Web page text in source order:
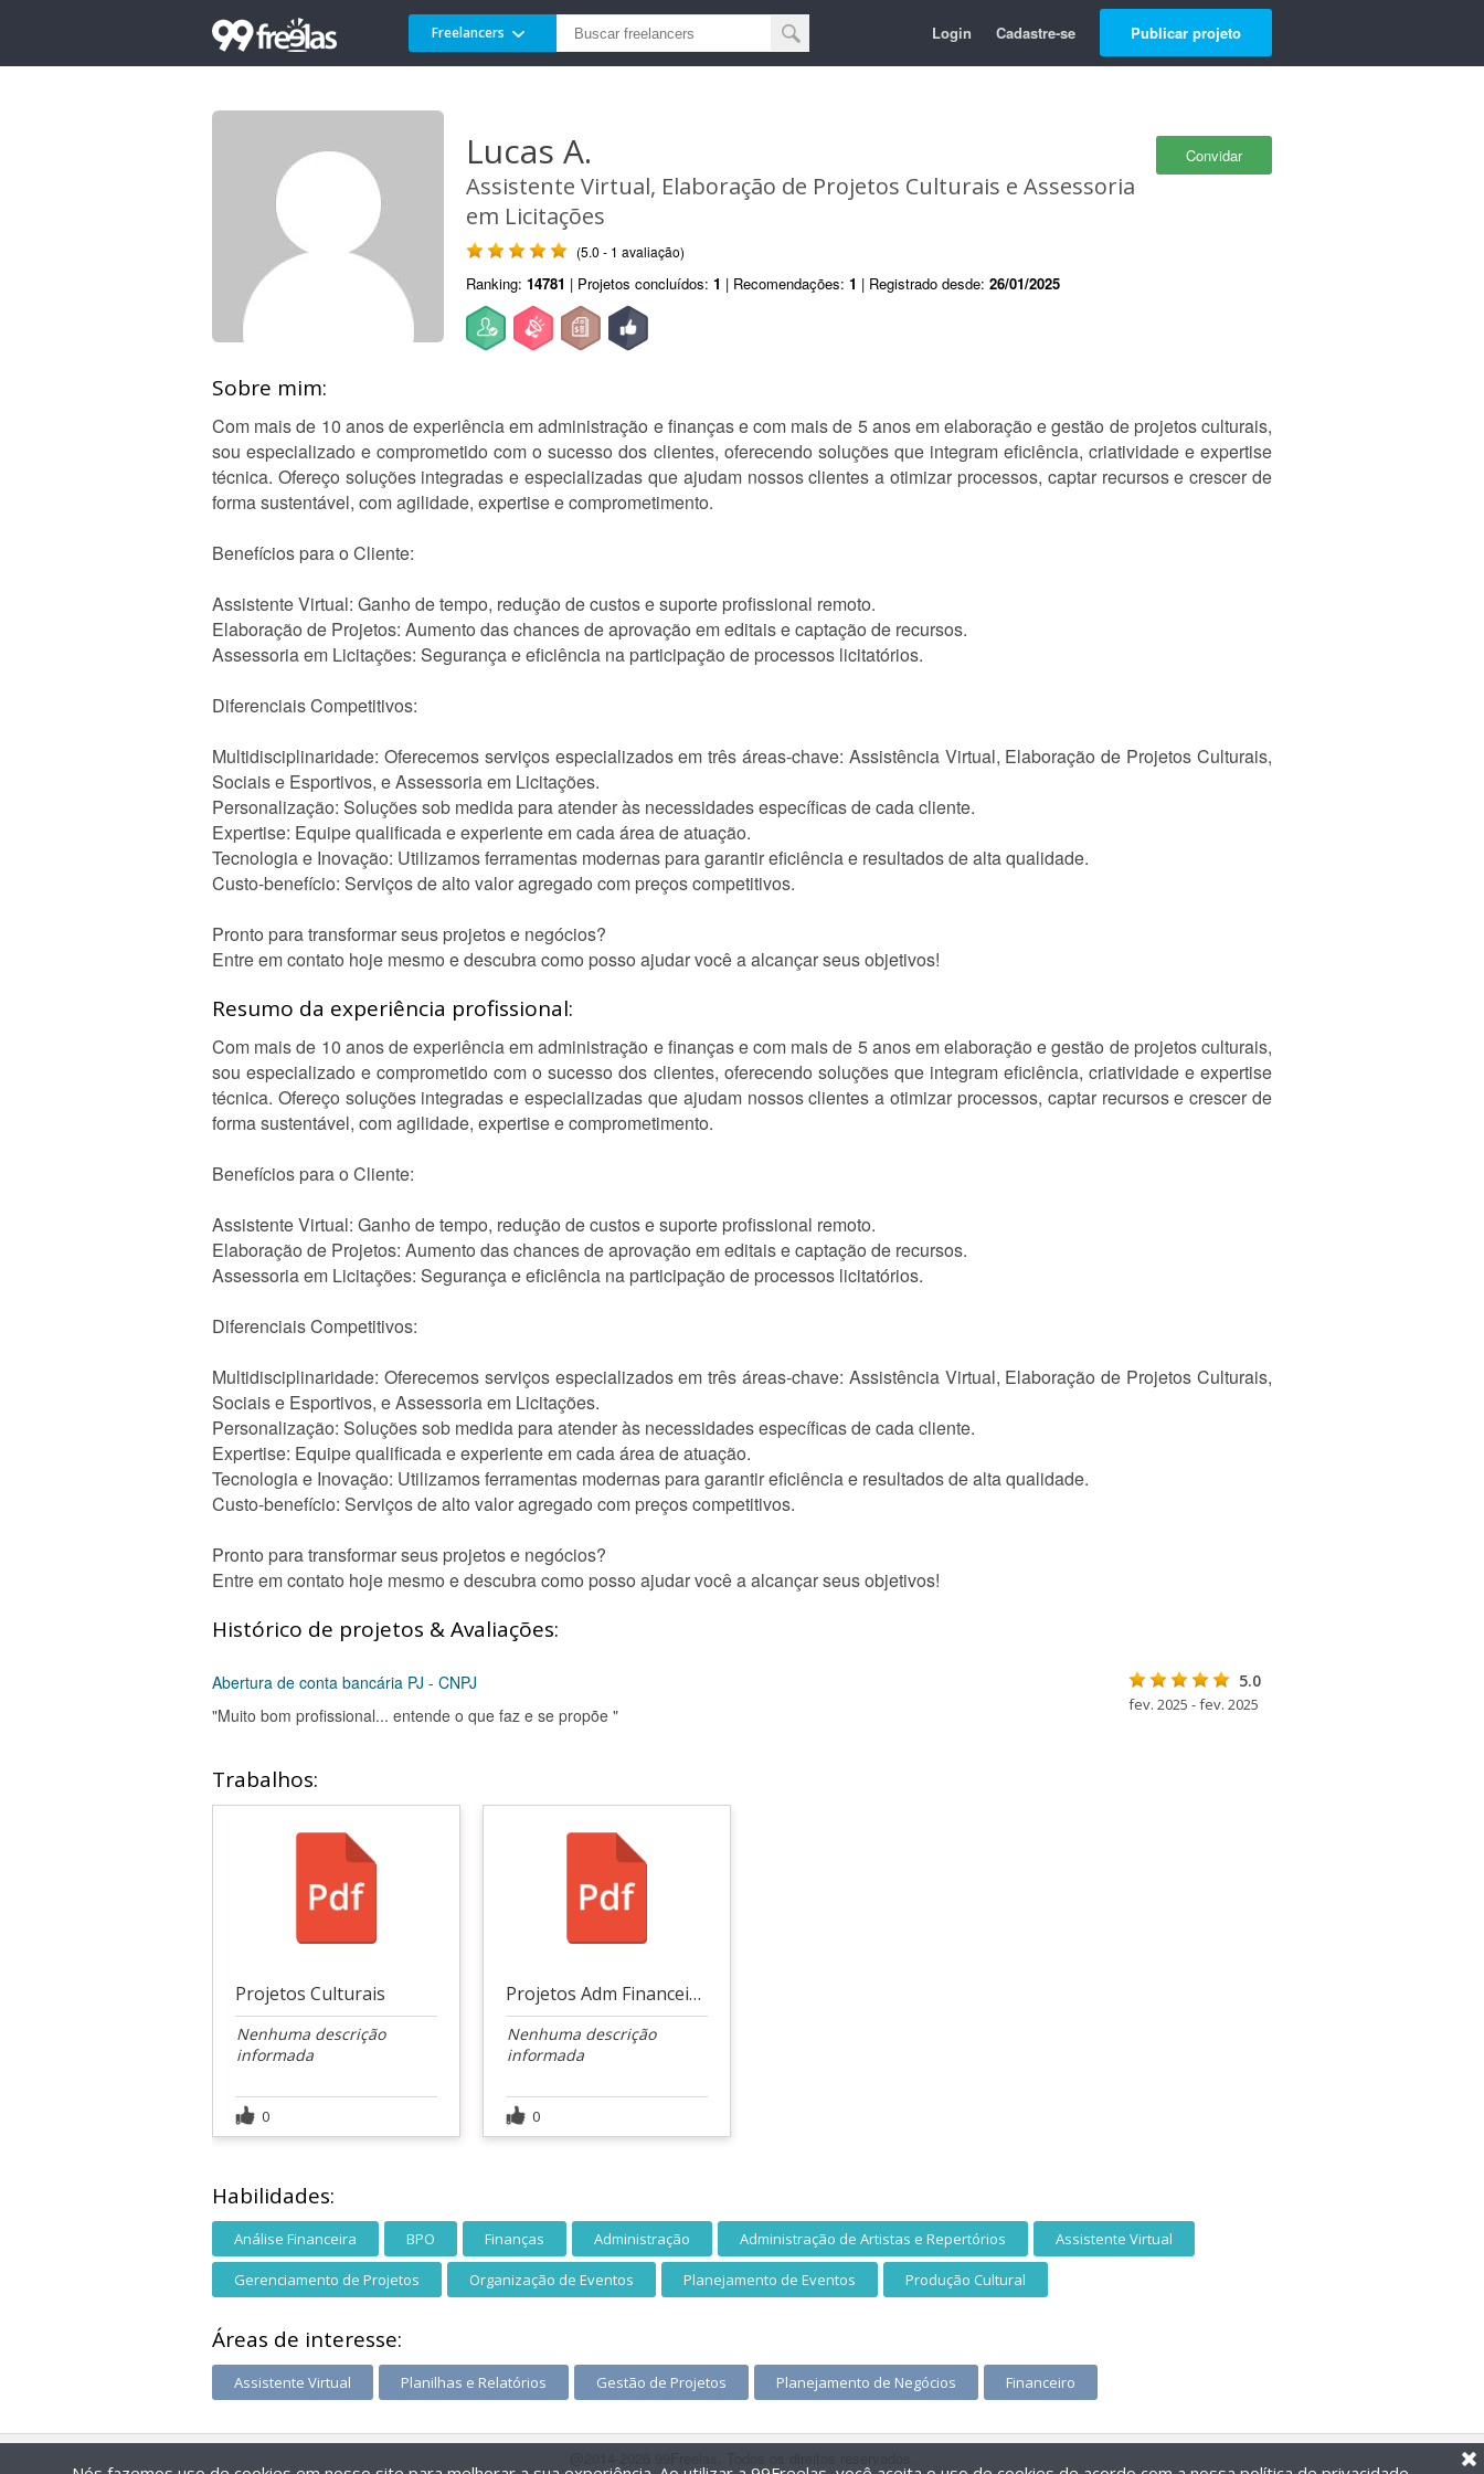
Freelancers Login Cadastre-se Publicar projeto
Convidar
Lucas A.
Assistente Virtual, Elaboração de Projetos Culturais e Assessoria
em Licitações
(5.0 - 1 avaliação)
Ranking: 14781 | Projetos concluídos: 1 | Recomendações: 1 | Registrado desde: 26/01/2025
Sobre mim:
Com mais de 10 anos de experiência em administração e finanças e com mais de 5 anos em elaboração e gestão de projetos culturais,
sou especializado e comprometido com o sucesso dos clientes, oferecendo soluções que integram eficiência, criatividade e expertise
técnica. Ofereço soluções integradas e especializadas que ajudam nossos clientes a otimizar processos, captar recursos e crescer de
forma sustentável, com agilidade, expertise e comprometimento.
Benefícios para o Cliente:
Assistente Virtual: Ganho de tempo, redução de custos e suporte profissional remoto.
Elaboração de Projetos: Aumento das chances de aprovação em editais e captação de recursos.
Assessoria em Licitações: Segurança e eficiência na participação de processos licitatórios.
Diferenciais Competitivos:
Multidisciplinaridade: Oferecemos serviços especializados em três áreas-chave: Assistência Virtual, Elaboração de Projetos Culturais,
Sociais e Esportivos, e Assessoria em Licitações.
Personalização: Soluções sob medida para atender às necessidades específicas de cada cliente.
Expertise: Equipe qualificada e experiente em cada área de atuação.
Tecnologia e Inovação: Utilizamos ferramentas modernas para garantir eficiência e resultados de alta qualidade.
Custo-benefício: Serviços de alto valor agregado com preços competitivos.
Pronto para transformar seus projetos e negócios?
Entre em contato hoje mesmo e descubra como posso ajudar você a alcançar seus objetivos!
Resumo da experiência profissional:
Com mais de 10 anos de experiência em administração e finanças e com mais de 5 anos em elaboração e gestão de projetos culturais,
sou especializado e comprometido com o sucesso dos clientes, oferecendo soluções que integram eficiência, criatividade e expertise
técnica. Ofereço soluções integradas e especializadas que ajudam nossos clientes a otimizar processos, captar recursos e crescer de
forma sustentável, com agilidade, expertise e comprometimento.
Benefícios para o Cliente:
Assistente Virtual: Ganho de tempo, redução de custos e suporte profissional remoto.
Elaboração de Projetos: Aumento das chances de aprovação em editais e captação de recursos.
Assessoria em Licitações: Segurança e eficiência na participação de processos licitatórios.
Diferenciais Competitivos:
Multidisciplinaridade: Oferecemos serviços especializados em três áreas-chave: Assistência Virtual, Elaboração de Projetos Culturais,
Sociais e Esportivos, e Assessoria em Licitações.
Personalização: Soluções sob medida para atender às necessidades específicas de cada cliente.
Expertise: Equipe qualificada e experiente em cada área de atuação.
Tecnologia e Inovação: Utilizamos ferramentas modernas para garantir eficiência e resultados de alta qualidade.
Custo-benefício: Serviços de alto valor agregado com preços competitivos.
Pronto para transformar seus projetos e negócios?
Entre em contato hoje mesmo e descubra como posso ajudar você a alcançar seus objetivos!
Histórico de projetos & Avaliações:
Abertura de conta bancária PJ - CNPJ
"Muito bom profissional... entende o que faz e se propõe "
5.0
fev. 2025 - fev. 2025
Trabalhos:
Projetos Culturais
Nenhuma descrição
informada
0
Projetos Adm Financeiros
Nenhuma descrição
informada
0
Habilidades:
Análise Financeira BPO Finanças Administração Administração de Artistas e Repertórios Assistente Virtual
Gerenciamento de Projetos Organização de Eventos Planejamento de Eventos Produção Cultural
Áreas de interesse:
Assistente Virtual Planilhas e Relatórios Gestão de Projetos Planejamento de Negócios Financeiro